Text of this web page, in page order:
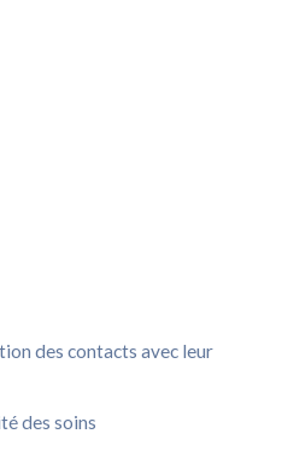
des contacts avec leur
des soins